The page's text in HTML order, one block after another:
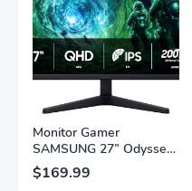
Monitor Gamer
SAMSUNG 27” Odyssey
G5 G53F con Resolución
QHD, HDR10,
$169.99